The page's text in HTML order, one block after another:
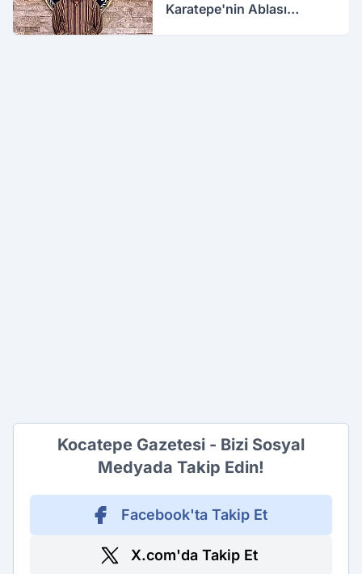
Karatepe'nin Ablası
Kocatepe Gazetesi - Bizi Sosyal
Medyada Takip Edin!
Facebook'ta Takip Et
X.com'da Takip Et